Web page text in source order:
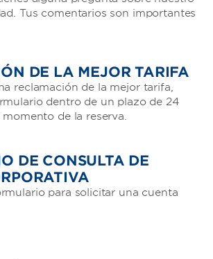
Tus comentarios son importantes
DE LA MEJOR TARIFA
reclamación de la mejor tarifa,
dentro de un plazo de 24
de la reserva.
DE CONSULTA DE
para solicitar una cuenta